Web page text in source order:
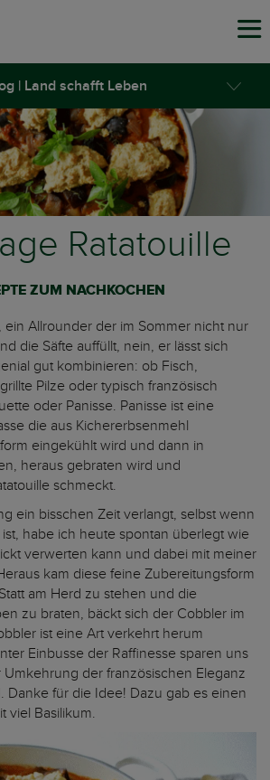
| Land schafft Leben
Ratatouille
ZUM NACHKOCHEN
ein Allrounder der im Sommer nicht nur
die Säfte auffüllt, nein, er lässt sich
gut kombinieren: ob Fisch,
Pilze oder typisch französisch
oder Panisse. Panisse ist eine
die aus Kichererbsenmehl
eingekühlt wird und dann in
heraus gebraten wird und
schmeckt.
ein bisschen Zeit verlangt, selbst wenn
habe ich heute spontan überlegt wie
verwerten kann und dabei mit meiner
kam diese feine Zubereitungsform
am Herd zu stehen und die
zu braten, bäckt sich der Cobbler im
ist eine Art verkehrt herum
Einbusse der Raffinesse sparen uns
Umkehrung der französischen Eleganz
Danke für die Idee! Dazu gab es einen
viel Basilikum.